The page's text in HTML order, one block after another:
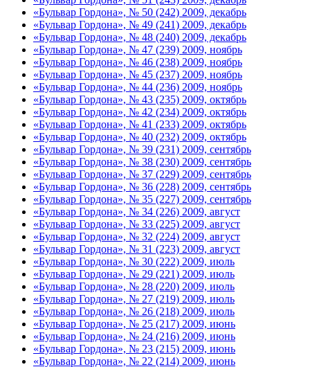
«Бульвар Гордона», № 50 (242) 2009, декабрь
«Бульвар Гордона», № 49 (241) 2009, декабрь
«Бульвар Гордона», № 48 (240) 2009, декабрь
«Бульвар Гордона», № 47 (239) 2009, ноябрь
«Бульвар Гордона», № 46 (238) 2009, ноябрь
«Бульвар Гордона», № 45 (237) 2009, ноябрь
«Бульвар Гордона», № 44 (236) 2009, ноябрь
«Бульвар Гордона», № 43 (235) 2009, октябрь
«Бульвар Гордона», № 42 (234) 2009, октябрь
«Бульвар Гордона», № 41 (233) 2009, октябрь
«Бульвар Гордона», № 40 (232) 2009, октябрь
«Бульвар Гордона», № 39 (231) 2009, сентябрь
«Бульвар Гордона», № 38 (230) 2009, сентябрь
«Бульвар Гордона», № 37 (229) 2009, сентябрь
«Бульвар Гордона», № 36 (228) 2009, сентябрь
«Бульвар Гордона», № 35 (227) 2009, сентябрь
«Бульвар Гордона», № 34 (226) 2009, август
«Бульвар Гордона», № 33 (225) 2009, август
«Бульвар Гордона», № 32 (224) 2009, август
«Бульвар Гордона», № 31 (223) 2009, август
«Бульвар Гордона», № 30 (222) 2009, июль
«Бульвар Гордона», № 29 (221) 2009, июль
«Бульвар Гордона», № 28 (220) 2009, июль
«Бульвар Гордона», № 27 (219) 2009, июль
«Бульвар Гордона», № 26 (218) 2009, июль
«Бульвар Гордона», № 25 (217) 2009, июнь
«Бульвар Гордона», № 24 (216) 2009, июнь
«Бульвар Гордона», № 23 (215) 2009, июнь
«Бульвар Гордона», № 22 (214) 2009, июнь